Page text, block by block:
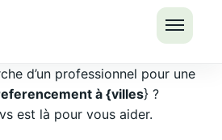
LE
d’un professionnel pour une
à {villes} ?
est là pour vous aider.